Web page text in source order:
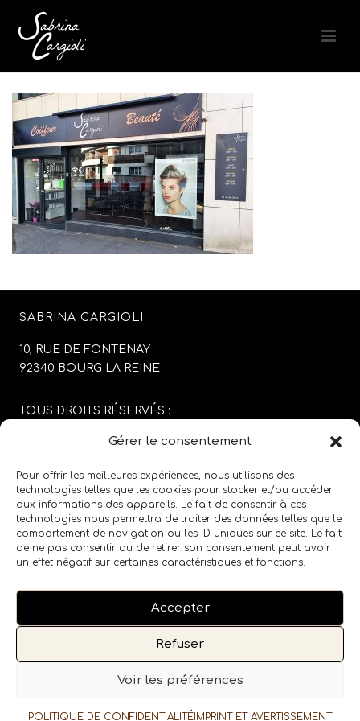
Gérer le consentement
Pour offrir les meilleures expériences, nous utilisons des
technologies telles que les cookies pour stocker et/ou accéder
aux informations des appareils. Le fait de consentir à ces
technologies nous permettra de traiter des données telles que le
comportement de navigation ou les ID uniques sur ce site. Le fait
de ne pas consentir ou de retirer son consentement peut avoir
un effet négatif sur certaines caractéristiques et fonctions.
Accepter
Refuser
Voir les préférences
POLITIQUE DE CONFIDENTIALITÉIMPRINT ET AVERTISSEMENT
SABRINA CARGIOLI
10, RUE DE FONTENAY
92340 BOURG LA REINE
TOUS DROITS RÉSERVÉS :
CONCEPTION DU SITE :
MENTIONS LÉGALES/CGV
SUIVEZ LE SALON SUR LES RÉSEAUX SOCIAUX